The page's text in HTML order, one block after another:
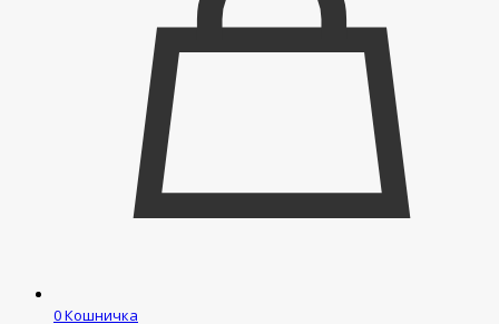
0Кошничка